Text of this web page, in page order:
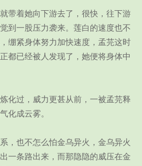
带着她向下游去了，很快，往下游
到一股压力袭来。莲白的速度也不
绷紧身体努力加快速度，孟芫这时
都已经被人发现了，她便将身体中
化过，威力更甚从前，一被孟芫释
化成云雾。
，也不怎么怕金乌异火，金乌异火
一条路出来，而那隐隐的威压在金